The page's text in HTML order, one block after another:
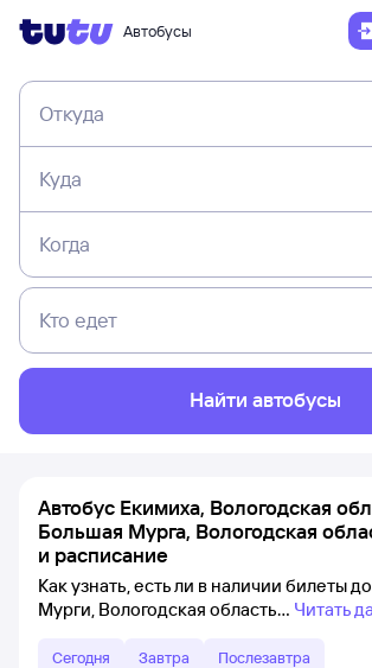
Автобусы
Откуда
Куда
Когда
Кто едет
Найти автобусы
Автобус Екимиха, Вологодская
Большая Мурга, Вологодская
и расписание
Как узнать, есть ли в наличии билеты
Мурги, Вологодская область
Читать
Сегодня Завтра Послезавтра